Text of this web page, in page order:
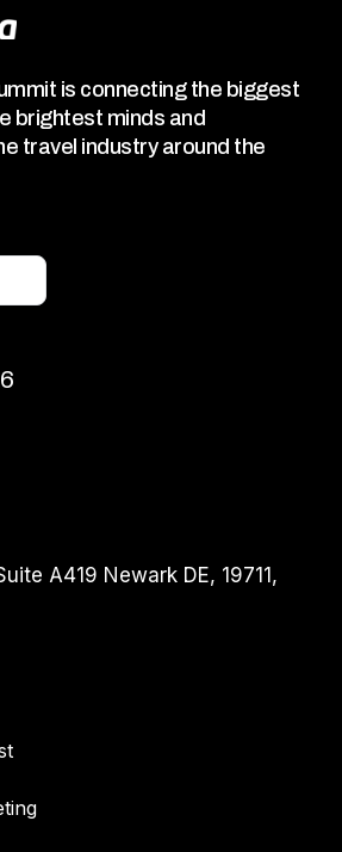
is connecting the biggest
brightest minds and
travel industry around the
A419 Newark DE, 19711,